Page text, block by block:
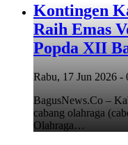
Kontingen
Raih Emas
Popda XII
Rabu, 17 Jun 2026 -
BagusNews.Co –
cabang olahraga
Olahraga…